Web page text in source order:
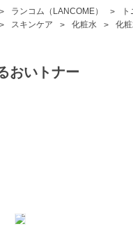
ランコム（LANCOME）
スキンケア 化粧水 化
おいトナー